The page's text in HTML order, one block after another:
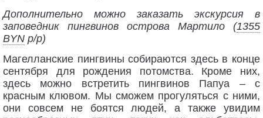
Дополнительно можно заказать экскурсия в
заповедник пингвинов острова Мартило (1355
BYN p/p)
Магелланские пингвины собираются здесь в конце
сентября для рождения потомства. Кроме них,
здесь можно встретить пингвинов Папуа – с
красным клювом. Мы сможем прогуляться с ними,
они совсем не боятся людей, а также увидим